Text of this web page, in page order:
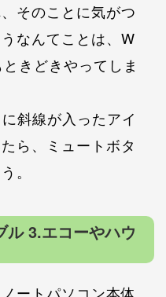
そのことに気がつ
なんてことは、W
きどきやってしま
斜線が入ったアイ
ら、ミュートボタ
。
ル 3.エコーやハウ
ートパソコン本体